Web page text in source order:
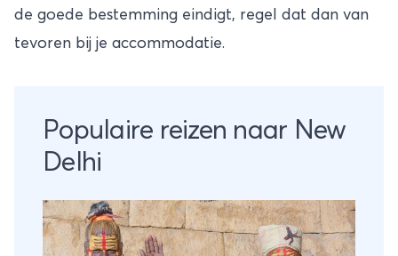
de goede bestemming eindigt, regel dat dan van
tevoren bij je accommodatie.
Populaire reizen naar New
Delhi